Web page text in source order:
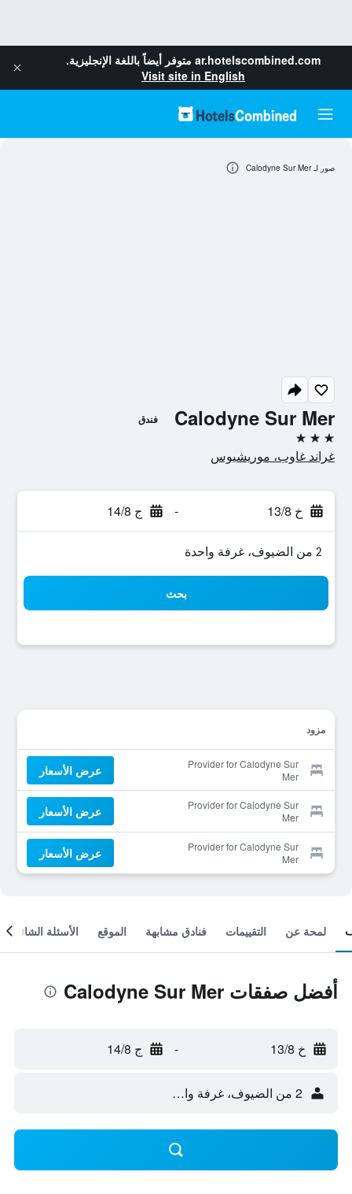
ar.hotelscombined.com متوفر أيضاً باللغة الإنجليزية.
Visit site in English
Calodyne Sur Mer فندق
3 نجوم
غراند غاوب، موريشيوس
خ 13/8 - ج 14/8
2 من الضيوف، غرفة واحدة
بحث
مزود
Provider for Calodyne Sur
Mer
عرض الأسعار
Provider for Calodyne Sur
Mer
عرض الأسعار
Provider for Calodyne Sur
Mer
عرض الأسعار
صور لـ Calodyne Sur Mer
لمحة عن التقييمات فنادق مشابهة الموقع الأسئلة الشائعة
أفضل صفقات Calodyne Sur Mer
خ 13/8 - ج 14/8
2 من الضيوف، غرفة واحدة